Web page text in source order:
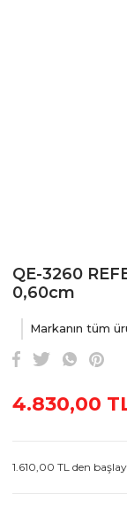
QE-3260
0,60cm
Markanın tüm
4.830,00
1.610,00 TL den